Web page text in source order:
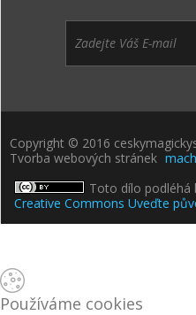
Copyright © 2016
Tvorba webových stránek
Toto dílo podléhá
Creative Commons Uveďte
Používáme cookies